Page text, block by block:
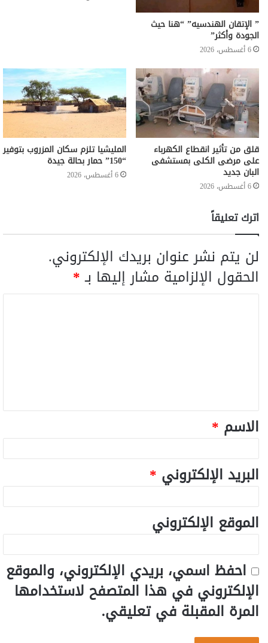
” الإتقان الهندسيه” “هنا حيث
الجودة وأكثر”
6 أغسطس، 2026
قلق من تأثير انقطاع الكهرباء
على مرضى الكلى بمستشفى
البان جديد
6 أغسطس، 2026
المليشيا تلزم سكان المزروب بتوفير
“150” حمار بحالة جيدة
6 أغسطس، 2026
اترك تعليقاً
لن يتم نشر عنوان بريدك الإلكتروني.
الحقول الإلزامية مشار إليها بـ*
الاسم *
البريد الإلكتروني *
الموقع الإلكتروني
احفظ اسمي، بريدي الإلكتروني، والموقع
الإلكتروني في هذا المتصفح لاستخدامها
المرة المقبلة في تعليقي.